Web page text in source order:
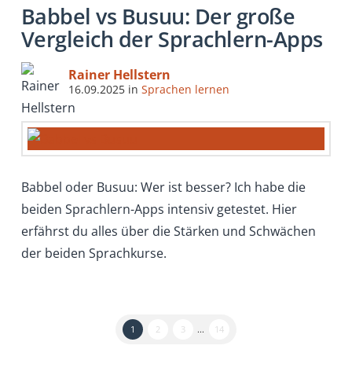
Babbel vs Busuu: Der große
Vergleich der Sprachlern-Apps
Rainer Hellstern
16.09.2025in Sprachen lernen
Babbel oder Busuu: Wer ist besser? Ich habe die
beiden Sprachlern-Apps intensiv getestet. Hier
erfährst du alles über die Stärken und Schwächen
der beiden Sprachkurse.
1 2 3 ... 14